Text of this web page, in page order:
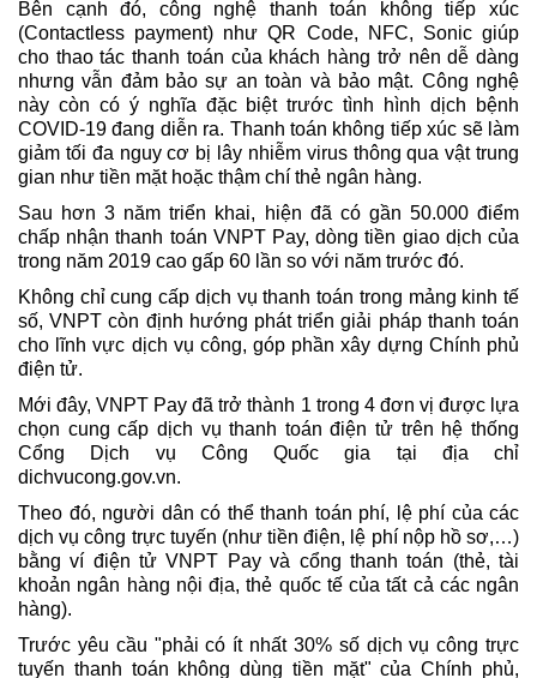
Bên cạnh đó, công nghệ thanh toán không tiếp xúc
(Contactless payment) như QR Code, NFC, Sonic giúp
cho thao tác thanh toán của khách hàng trở nên dễ dàng
nhưng vẫn đảm bảo sự an toàn và bảo mật. Công nghệ
này còn có ý nghĩa đặc biệt trước tình hình dịch bệnh
COVID-19 đang diễn ra. Thanh toán không tiếp xúc sẽ làm
giảm tối đa nguy cơ bị lây nhiễm virus thông qua vật trung
gian như tiền mặt hoặc thậm chí thẻ ngân hàng.
Sau hơn 3 năm triển khai, hiện đã có gần 50.000 điểm
chấp nhận thanh toán VNPT Pay, dòng tiền giao dịch của
trong năm 2019 cao gấp 60 lần so với năm trước đó.
Không chỉ cung cấp dịch vụ thanh toán trong mảng kinh tế
số, VNPT còn định hướng phát triển giải pháp thanh toán
cho lĩnh vực dịch vụ công, góp phần xây dựng Chính phủ
điện tử.
Mới đây, VNPT Pay đã trở thành 1 trong 4 đơn vị được lựa
chọn cung cấp dịch vụ thanh toán điện tử trên hệ thống
Cổng Dịch vụ Công Quốc gia tại địa chỉ
dichvucong.gov.vn.
Theo đó, người dân có thể thanh toán phí, lệ phí của các
dịch vụ công trực tuyến (như tiền điện, lệ phí nộp hồ sơ,…)
bằng ví điện tử VNPT Pay và cổng thanh toán (thẻ, tài
khoản ngân hàng nội địa, thẻ quốc tế của tất cả các ngân
hàng).
Trước yêu cầu "phải có ít nhất 30% số dịch vụ công trực
tuyến thanh toán không dùng tiền mặt" của Chính phủ,